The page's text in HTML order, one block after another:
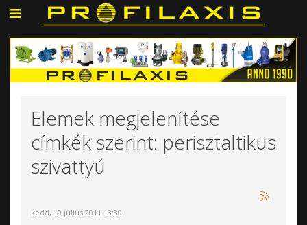
Elemek megjelenítése
címkék szerint: perisztaltikus
szivattyú
kedd, 19 július 2011 13:30